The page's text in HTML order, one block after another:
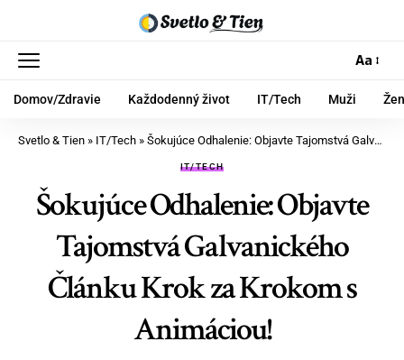
Aa
Domov/Zdravie Každodenný život IT/Tech Muži
Svetlo & Tien » IT/Tech » Šokujúce Odhalenie: Objavte Tajomstvá Galvanického Článku Krok za Krokom s Animáciou!
IT/TECH
Šokujúce Odhalenie: Objavte
Tajomstvá Galvanického
Článku Krok za Krokom s
Animáciou!